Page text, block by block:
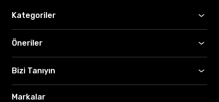
Kategoriler
Öneriler
Bizi Tanıyın
Markalar